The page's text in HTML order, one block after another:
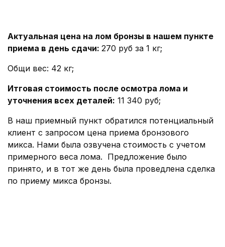
Актуальная цена на лом бронзы в нашем пункте
приема в день сдачи: 270 руб за 1 кг;
Общи вес: 42 кг;
Итговая стоимость после осмотра лома и
уточнения всех деталей: 11 340 руб;
В наш приемный пункт обратился потенциальный
клиент с запросом цена приема бронзового
микса. Нами была озвучена стоимость с учетом
примерного веса лома. Предложение было
принято, и в тот же день была проведлена сделка
по приему микса бронзы.